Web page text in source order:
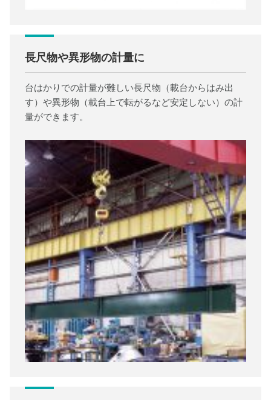
長尺物や異形物の計量に
台はかりでの計量が難しい長尺物（載台からはみ出
す）や異形物（載台上で転がるなど安定しない）の計
量ができます。